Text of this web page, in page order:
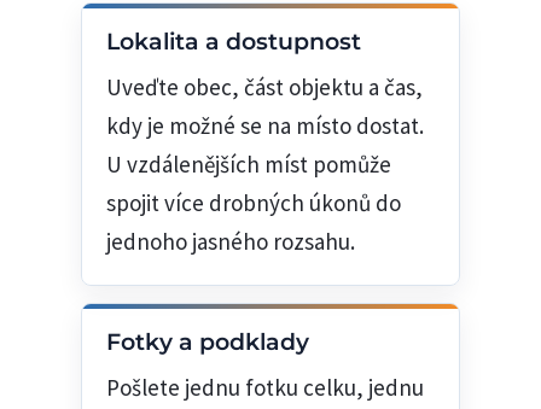
Lokalita a dostupnost
Uveďte obec, část objektu a čas,
kdy je možné se na místo dostat.
U vzdálenějších míst pomůže
spojit více drobných úkonů do
jednoho jasného rozsahu.
Fotky a podklady
Pošlete jednu fotku celku, jednu